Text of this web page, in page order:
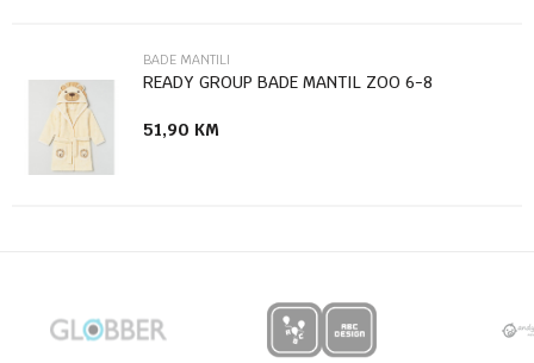
BADE MANTILI
READY GROUP BADE MANTIL ZOO 6-8
51,90 KM